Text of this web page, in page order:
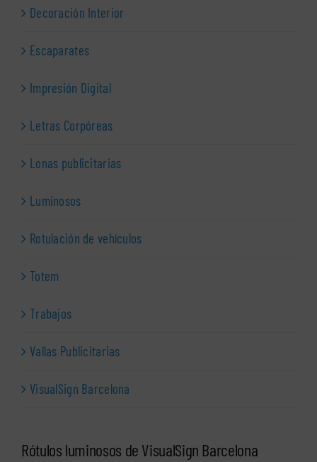
Decoración Interior
Escaparates
Impresión Digital
Letras Corpóreas
Lonas publicitarias
Luminosos
Rotulación de vehículos
Totem
Trabajos
Vallas Publicitarias
VisualSign Barcelona
Rótulos luminosos de VisualSign Barcelona